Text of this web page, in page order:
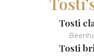
Tosti
Tosti